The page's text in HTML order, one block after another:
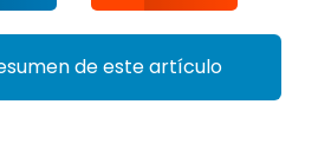
de este artículo